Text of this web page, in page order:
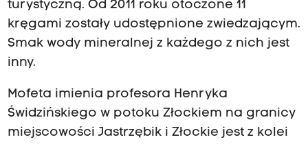
turystyczną. Od 2011 roku otoczone 11
kręgami zostały udostępnione zwiedzającym.
Smak wody mineralnej z każdego z nich jest
inny.
Mofeta imienia profesora Henryka
Świdzińskiego w potoku Złockiem na granicy
miejscowości Jastrzębik i Złockie jest z kolei